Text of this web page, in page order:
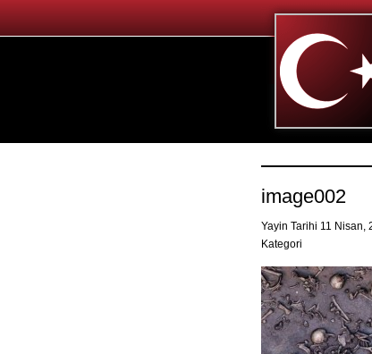
image002
Yayin Tarihi 11 Nisan,
Kategori